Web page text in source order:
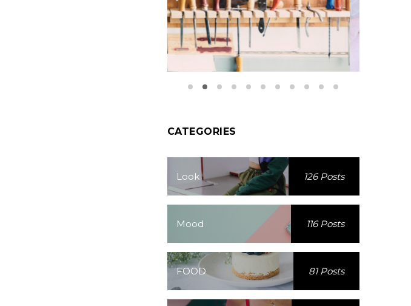
CATEGORIES
Look 126 Posts
Mood 116 Posts
FOOD 81 Posts